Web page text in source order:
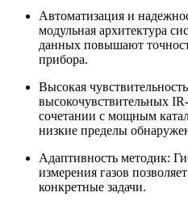
Автоматизация и
модульная архитектура
данных повышают
прибора.
Высокая
высокочувствительных
сочетании с мощным
низкие пределы
Адаптивность методик:
измерения газов
конкретные задачи.